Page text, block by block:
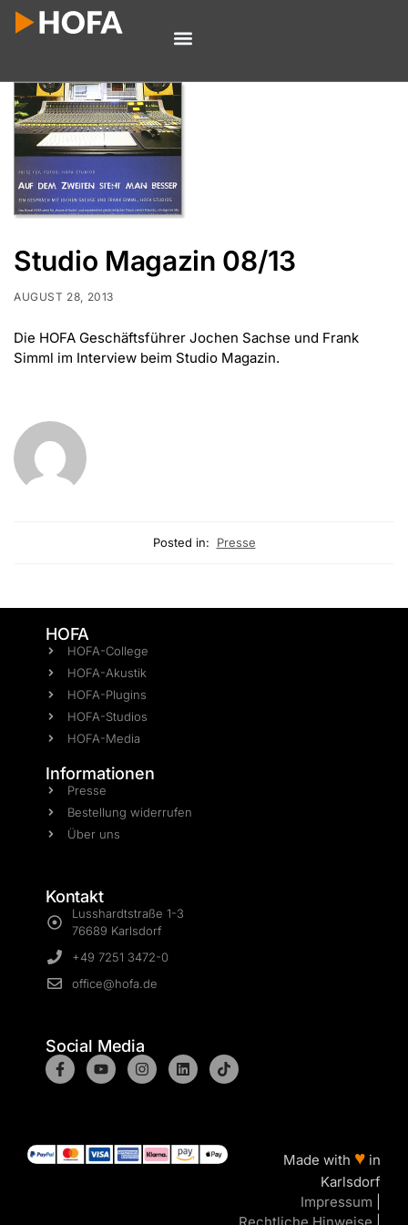
Studio Magazin 08/13
AUGUST 28, 2013
Die HOFA Geschäftsführer Jochen Sachse und Frank
Simml im Interview beim Studio Magazin.
Posted in: Presse
HOFA
HOFA-College
HOFA-Akustik
HOFA-Plugins
HOFA-Studios
HOFA-Media
Informationen
Presse
Bestellung widerrufen
Über uns
Kontakt
Lusshardtstraße 1-3
76689 Karlsdorf
+49 7251 3472-0
office@hofa.de
Social Media
Made with ♥ in
Karlsdorf
Impressum
Rechtliche Hinweise